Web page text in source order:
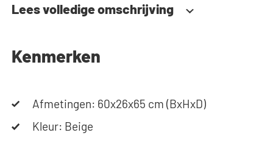
ideale wasmachinekast samen te stellen. Ons
mail. Let op: de kasten worden als bouwpakket
Lees volledige omschrijving
Kenmerken
Afmetingen: 60x26x65 cm (BxHxD)
Kleur: Beige